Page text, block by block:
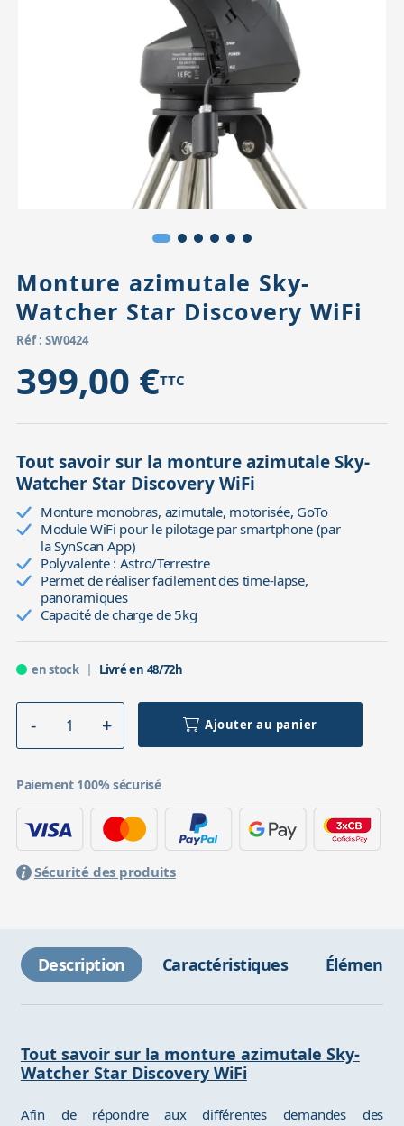
Accessoires pour montures
Monture azimutale Sky-
Watcher Star Discovery WiFi
Réf : SW0424
399,00 €TTC
Tout savoir sur la monture azimutale Sky-
Watcher Star Discovery WiFi
Monture monobras, azimutale, motorisée, GoTo
Module WiFi pour le pilotage par smartphone (par
la SynScan App)
Polyvalente : Astro/Terrestre
Permet de réaliser facilement des time-lapse,
panoramiques
Capacité de charge de 5kg
en stock Livré en 48/72h
Ajouter au panier
Paiement 100% sécurisé
Sécurité des produits
Description Caractéristiques Éléments
Tout savoir sur la monture azimutale Sky-
Watcher Star Discovery WiFi
Afin de répondre aux différentes demandes des